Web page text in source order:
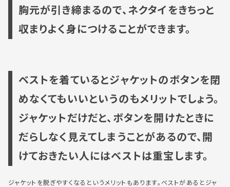
胸元が引き締まるので、ネクタイをきちっと
収まりよく身につけることができます。
ベストを着ているとジャケットのボタンを閉
めなくてもいいというのもメリットでしょう。
ジャケットだけだと、ボタンを開けたときに
だらしなく見えてしまうことがあるので、開
けておきたい人にはベストは重宝します。
ジャケットを脱ぎやすくなるというメリットもあります。ベストがあるとジャ